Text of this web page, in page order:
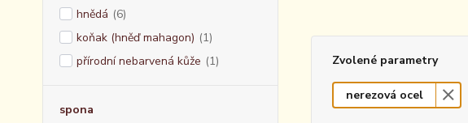
hnědá (6)
koňak (hněď mahagon) (1)
přírodní nebarvená kůže (1)
spona
Zvolené parametry
nerezová ocel